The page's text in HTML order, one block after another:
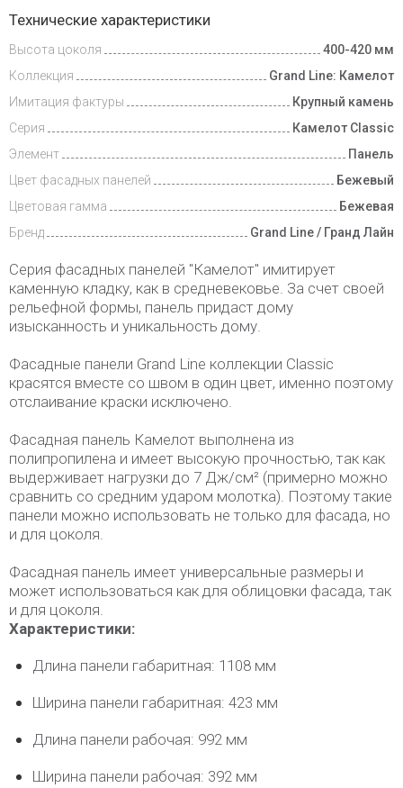
и оплата
Технические характеристики
Высота цоколя
400-420 мм
Коллекция
Grand Line: Камелот
Имитация фактуры
Крупный камень
Серия
Камелот Classic
Элемент
Панель
Цвет фасадных панелей
Бежевый
Цветовая гамма
Бежевая
Бренд
Grand Line / Гранд Лайн
Серия фасадных панелей "Камелот" имитирует
каменную кладку, как в средневековье. За счет своей
рельефной формы, панель придаст дому
изысканность и уникальность дому.
Фасадные панели Grand Line коллекции Classic
красятся вместе со швом в один цвет, именно поэтому
отслаивание краски исключено.
Фасадная панель Камелот выполнена из
полипропилена и имеет высокую прочностью, так как
выдерживает нагрузки до 7 Дж/см² (примерно можно
сравнить со средним ударом молотка). Поэтому такие
панели можно использовать не только для фасада, но
и для цоколя.
Фасадная панель имеет универсальные размеры и
может использоваться как для облицовки фасада, так
и для цоколя.
Характеристики:
Длина панели габаритная: 1108 мм
Ширина панели габаритная: 423 мм
Длина панели рабочая: 992 мм
Ширина панели рабочая: 392 мм